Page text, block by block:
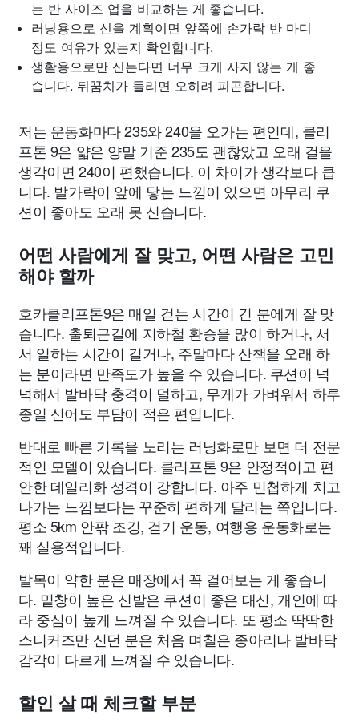
는 반 사이즈 업을 비교하는 게 좋습니다.
러닝용으로 신을 계획이면 앞쪽에 손가락 반 마디
정도 여유가 있는지 확인합니다.
생활용으로만 신는다면 너무 크게 사지 않는 게 좋
습니다. 뒤꿈치가 들리면 오히려 피곤합니다.
저는 운동화마다 235와 240을 오가는 편인데, 클리
프톤 9은 얇은 양말 기준 235도 괜찮았고 오래 걸을
생각이면 240이 편했습니다. 이 차이가 생각보다 큽
니다. 발가락이 앞에 닿는 느낌이 있으면 아무리 쿠
션이 좋아도 오래 못 신습니다.
어떤 사람에게 잘 맞고, 어떤 사람은 고민
해야 할까
호카클리프톤9은 매일 걷는 시간이 긴 분에게 잘 맞
습니다. 출퇴근길에 지하철 환승을 많이 하거나, 서
서 일하는 시간이 길거나, 주말마다 산책을 오래 하
는 분이라면 만족도가 높을 수 있습니다. 쿠션이 넉
넉해서 발바닥 충격이 덜하고, 무게가 가벼워서 하루
종일 신어도 부담이 적은 편입니다.
반대로 빠른 기록을 노리는 러닝화로만 보면 더 전문
적인 모델이 있습니다. 클리프톤 9은 안정적이고 편
안한 데일리화 성격이 강합니다. 아주 민첩하게 치고
나가는 느낌보다는 꾸준히 편하게 달리는 쪽입니다.
평소 5km 안팎 조깅, 걷기 운동, 여행용 운동화로는
꽤 실용적입니다.
발목이 약한 분은 매장에서 꼭 걸어보는 게 좋습니
다. 밑창이 높은 신발은 쿠션이 좋은 대신, 개인에 따
라 중심이 높게 느껴질 수 있습니다. 또 평소 딱딱한
스니커즈만 신던 분은 처음 며칠은 종아리나 발바닥
감각이 다르게 느껴질 수 있습니다.
할인 살 때 체크할 부분